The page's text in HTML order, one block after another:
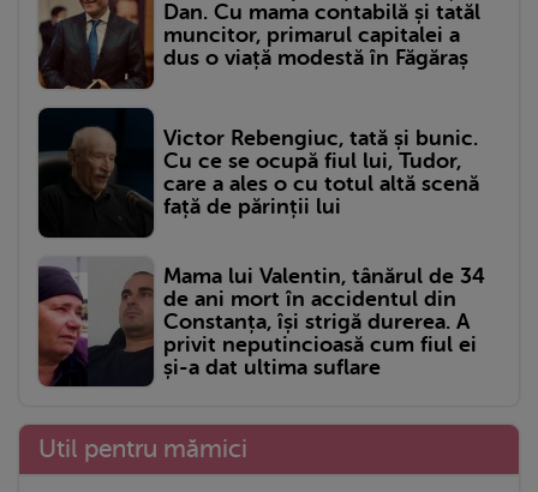
Dan. Cu mama contabilă și tatăl
muncitor, primarul capitalei a
dus o viață modestă în Făgăraș
Victor Rebengiuc, tată și bunic.
Cu ce se ocupă fiul lui, Tudor,
care a ales o cu totul altă scenă
față de părinții lui
Mama lui Valentin, tânărul de 34
de ani mort în accidentul din
Constanța, își strigă durerea. A
privit neputincioasă cum fiul ei
și-a dat ultima suflare
Util pentru mămici